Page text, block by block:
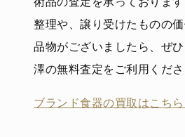
整理や、譲り受けたものの
品物がございましたら、ぜ
澤の無料査定をご利用くださ
ブランド食器の買取はこち